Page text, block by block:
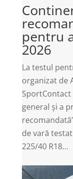
pentru
2026
La testul
organizat de
general și a
de vară
225/40 R18...